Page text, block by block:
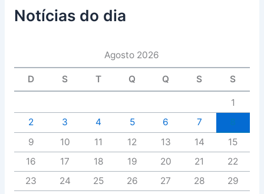
Notícias do dia
Agosto 2026
D S T Q Q S S
1
2
3 4 5 6 7
9
10 11 12 13 14
15
16
17 18 19 20 21
22
23
24 25 26 27 28
29